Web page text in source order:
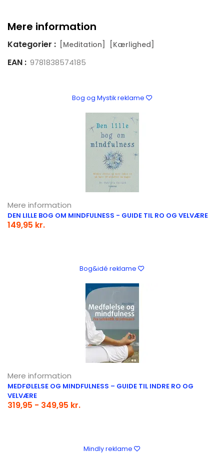
Mere information
Kategorier : [Meditation] [Kærlighed]
EAN : 9781838574185
Bog og Mystik reklame
Mere information
DEN LILLE BOG OM MINDFULNESS - GUIDE TIL RO OG VELVÆRE
149,95 kr.
Bog&idé reklame
Mere information
MEDFØLELSE OG MINDFULNESS – GUIDE TIL INDRE RO OG
VELVÆRE
319,95 - 349,95 kr.
Mindly reklame